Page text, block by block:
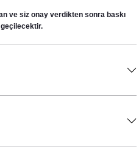
ve siz onay verdikten sonra baskı
geçilecektir.